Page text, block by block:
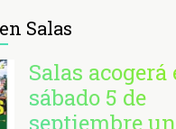
Salas
Salas acogerá
sábado 5 de
septiembre